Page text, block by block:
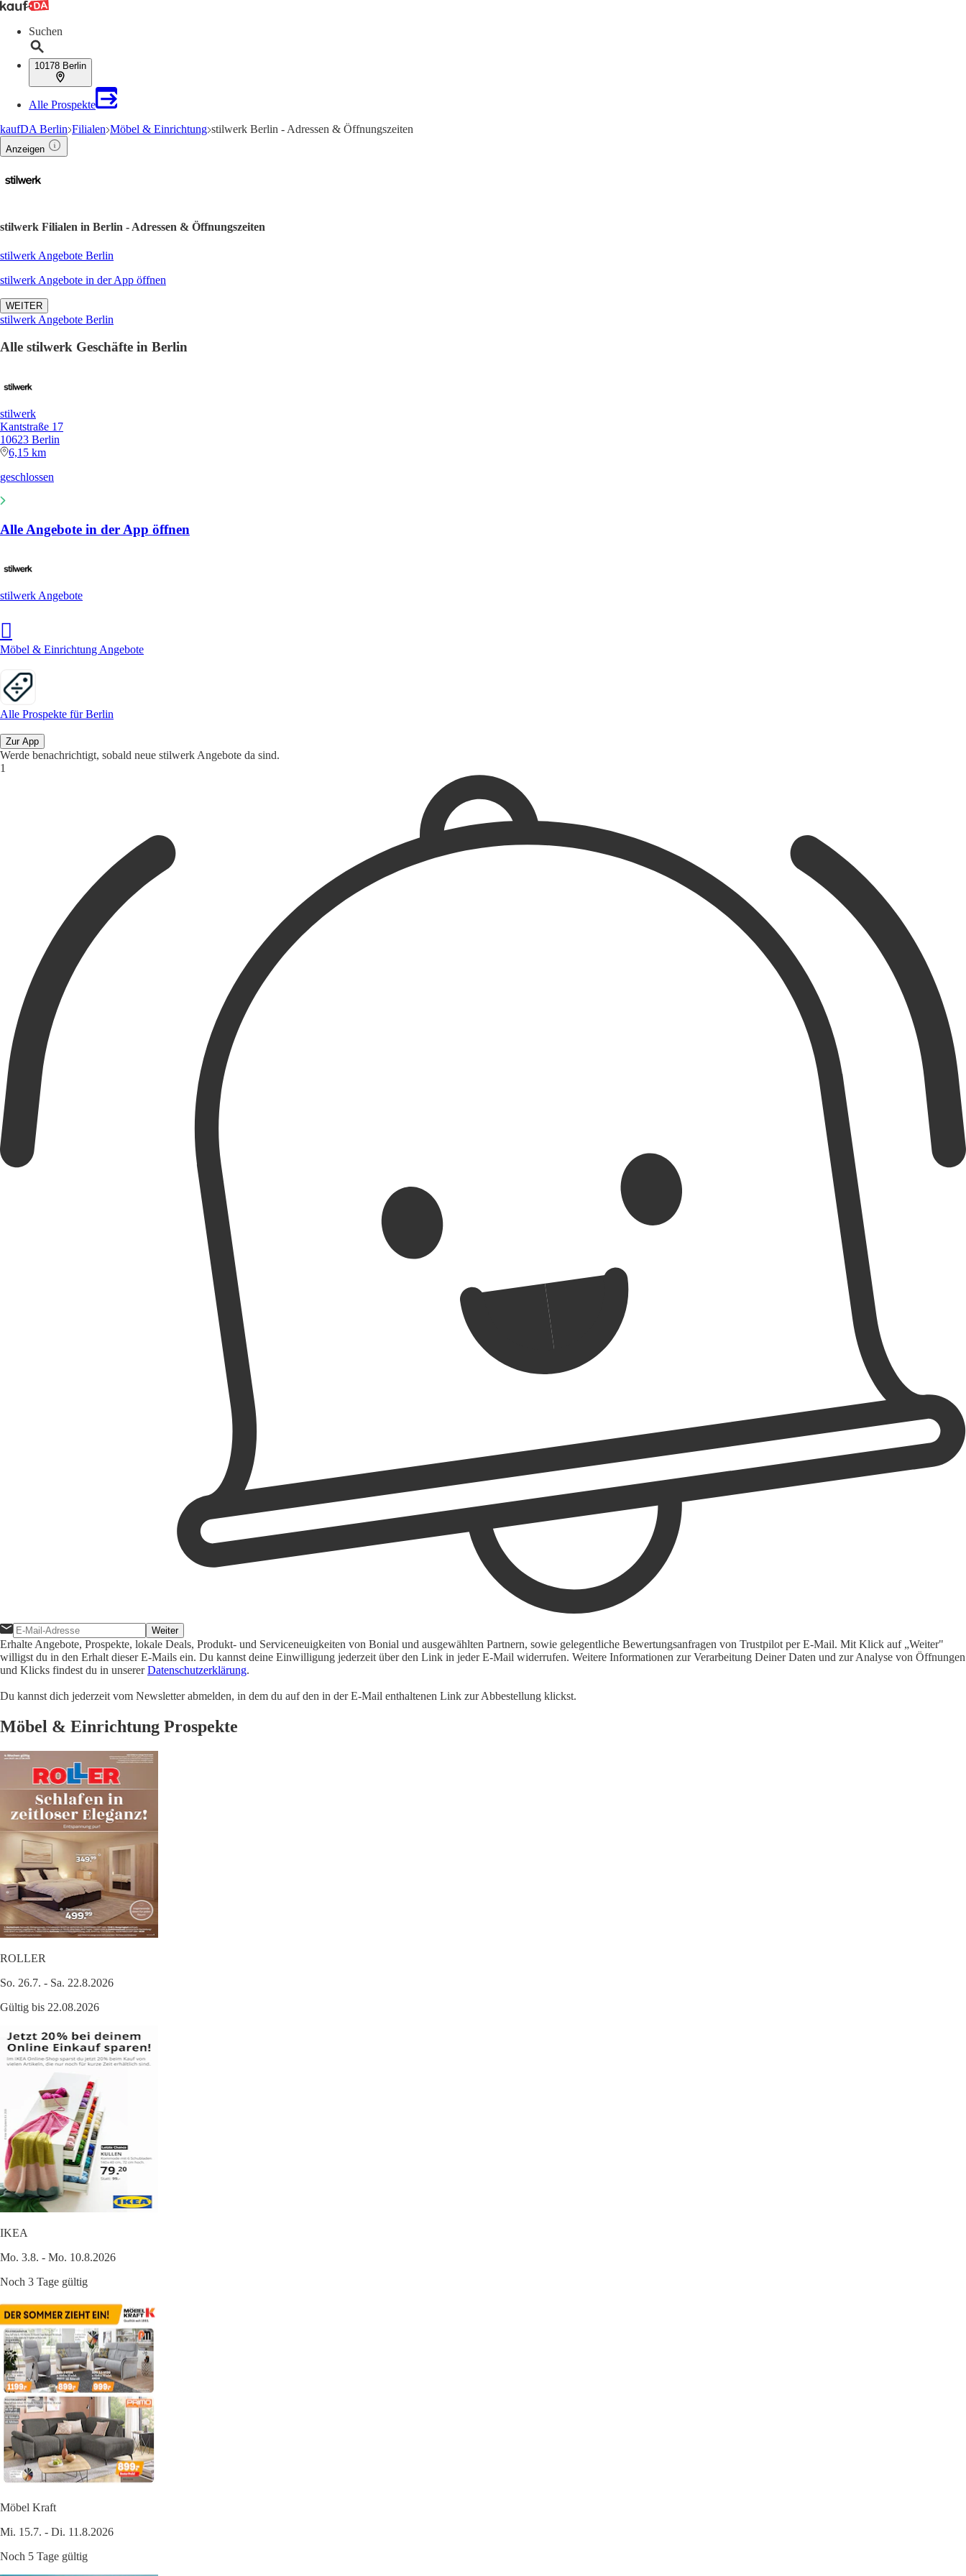
Suchen
10178 Berlin
Alle Prospekte
kaufDA Berlin Filialen Möbel & Einrichtung stilwerk Berlin - Adressen & Öffnungszeiten
Anzeigen
stilwerk Filialen in Berlin - Adressen & Öffnungszeiten
stilwerk Angebote Berlin
stilwerk Angebote in der App öffnen
WEITER
stilwerk Angebote Berlin
Alle stilwerk Geschäfte in Berlin
stilwerk
Kantstraße 17
10623 Berlin
6,15 km
geschlossen
Alle Angebote in der App öffnen
stilwerk Angebote
Möbel & Einrichtung Angebote
Alle Prospekte für Berlin
Zur App
Werde benachrichtigt, sobald neue stilwerk Angebote da sind.
Weiter
Erhalte Angebote, Prospekte, lokale Deals, Produkt- und Serviceneuigkeiten von Bonial und ausgewählten Partnern, sowie gelegentliche Bewertungsanfragen von Trustpilot per E-Mail. Mit Klick auf „Weiter"
willigst du in den Erhalt dieser E-Mails ein. Du kannst deine Einwilligung jederzeit über den Link in jeder E-Mail widerrufen. Weitere Informationen zur Verarbeitung Deiner Daten und zur Analyse von Öffnungen
und Klicks findest du in unsererDatenschutzerklärung.
Du kannst dich jederzeit vom Newsletter abmelden, in dem du auf den in der E-Mail enthaltenen Link zur Abbestellung klickst.
Möbel & Einrichtung Prospekte
ROLLER
So. 26.7. - Sa. 22.8.2026
Gültig bis 22.08.2026
IKEA
Mo. 3.8. - Mo. 10.8.2026
Noch 3 Tage gültig
Möbel Kraft
Mi. 15.7. - Di. 11.8.2026
Noch 5 Tage gültig